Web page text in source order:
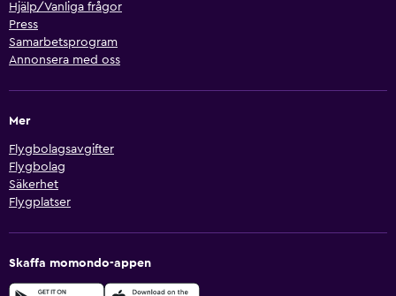
Hjälp/Vanliga frågor
Press
Samarbetsprogram
Annonsera med oss
Mer
Flygbolagsavgifter
Flygbolag
Säkerhet
Flygplatser
Skaffa momondo-appen